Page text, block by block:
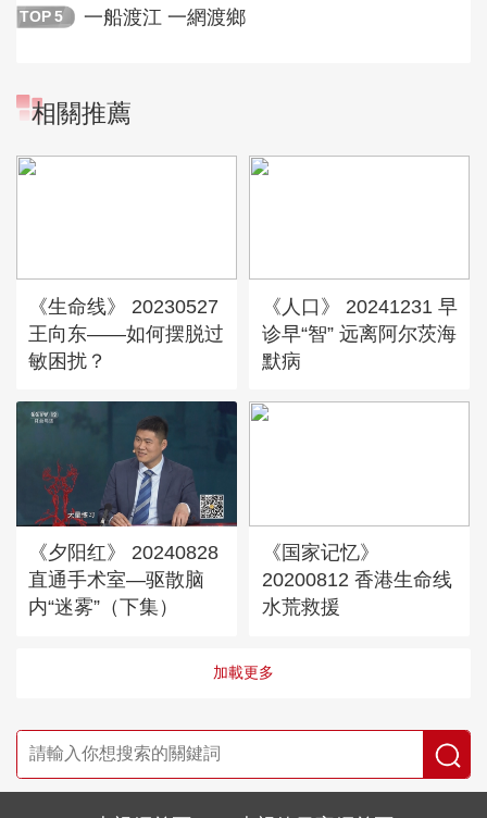
TOP 5 一船渡江 一網渡鄉
相關推薦
《生命线》 20230527
王向东——如何摆脱过
敏困扰？
《人口》 20241231 早
诊早“智” 远离阿尔茨海
默病
《夕阳红》 20240828
直通手术室—驱散脑
内“迷雾”（下集）
《国家记忆》
20200812 香港生命线
水荒救援
加載更多